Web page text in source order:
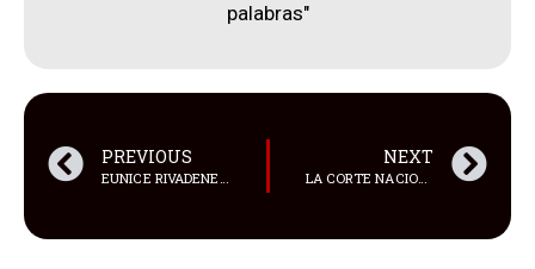
palabras"
PREVIOUS NEXT
LA CORTE NACIONAL DE JUSTICIA RETOMÓ ESTE VIERNES LA AUDIENCIA PREPARATORIA DE JUICIO CONTRA 37 PERSONAS EN EL CASO METÁSTASIS